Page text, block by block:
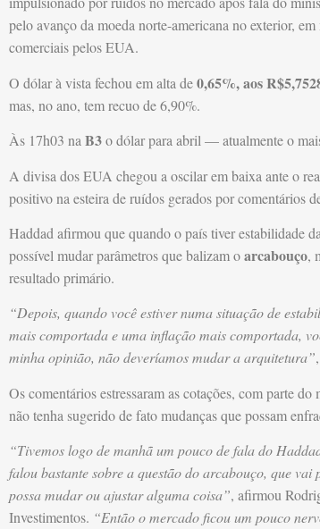
pelo avanço da moeda norte-americana no exterior,
comerciais pelos EUA.
O dólar à vista fechou em alta de0,65%, aos
mas, no ano, tem recuo de 6,90%.
Às 17h03 na B3o dólar para abril — atualmente o
A divisa dos EUA chegou a oscilar em baixa ante o
positivo na esteira de ruídos gerados por comentários
Haddad afirmou que quando o país tiver estabilidade
possível mudar parâmetros que balizam oarcabouço,
resultado primário.
“Depois, quando você estiver numa situação de
mais comportada e uma inflação mais comportada,
minha opinião, não deveríamos mudar a arquitetura”
Os comentários estressaram as cotações, com parte
não tenha sugerido de fato mudanças que possam
“Tivemos logo de manhã um pouco de fala do
falou bastante sobre a questão do arcabouço, que
possa mudar ou ajustar alguma coisa”, afirmou
Investimentos. “Então o mercado ficou um pouco